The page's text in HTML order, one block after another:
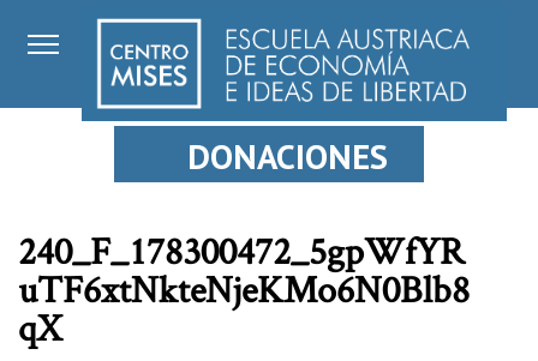
DONACIONES
240_F_178300472_5gpWfYR
uTF6xtNkteNjeKMo6N0Blb8
qX